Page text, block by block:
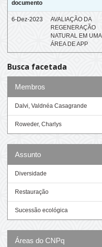
documento
6-Dez-2023
AVALIAÇÃO DA
REGENERAÇÃO
NATURAL EM UMA
ÁREA DE APP
Busca facetada
Membros
Dalvi, Valdnéa Casagrande
Roweder, Charlys
Assunto
Diversidade
Restauração
Sucessão ecológica
Áreas do CNPq